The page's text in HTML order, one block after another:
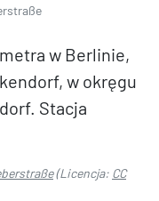
w Berlinie,
w okręgu
Stacja
(Licencja: CC